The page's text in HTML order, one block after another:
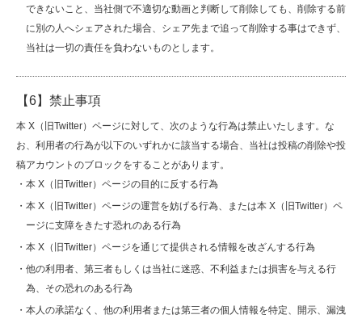
できないこと、当社側で不適切な動画と判断して削除しても、削除する前
に別の人へシェアされた場合、シェア先まで追って削除する事はできず、
当社は一切の責任を負わないものとします。
【6】禁止事項
本 X（旧Twitter）ページに対して、次のような行為は禁止いたします。な
お、利用者の行為が以下のいずれかに該当する場合、当社は投稿の削除や投
稿アカウントのブロックをすることがあります。
・本 X（旧Twitter）ページの目的に反する行為
・本 X（旧Twitter）ページの運営を妨げる行為、または本 X（旧Twitter）ペ
ージに支障をきたす恐れのある行為
・本 X（旧Twitter）ページを通じて提供される情報を改ざんする行為
・他の利用者、第三者もしくは当社に迷惑、不利益または損害を与える行
為、その恐れのある行為
・本人の承諾なく、他の利用者または第三者の個人情報を特定、開示、漏洩